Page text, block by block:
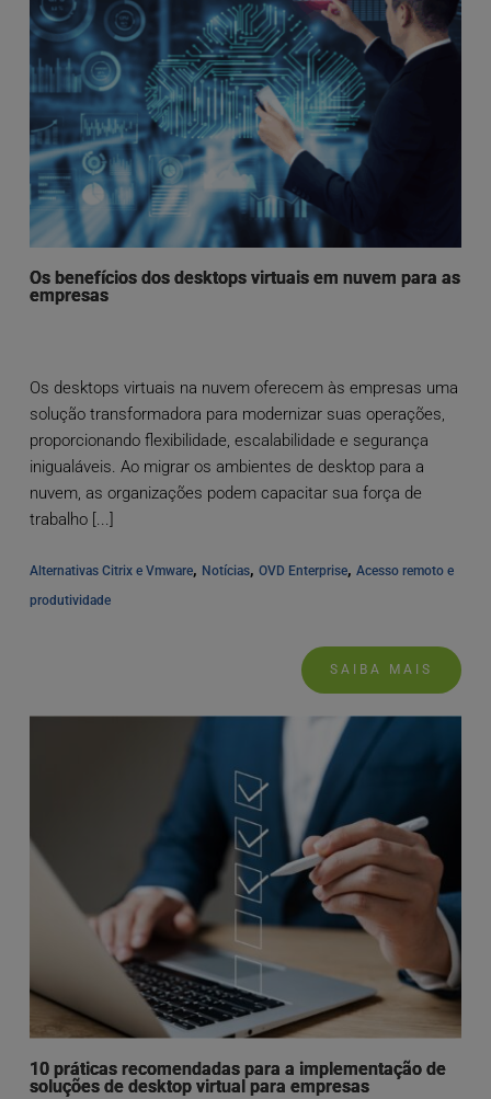
Os benefícios dos desktops virtuais em nuvem para as
empresas
Os desktops virtuais na nuvem oferecem às empresas uma
solução transformadora para modernizar suas operações,
proporcionando flexibilidade, escalabilidade e segurança
inigualáveis. Ao migrar os ambientes de desktop para a
nuvem, as organizações podem capacitar sua força de
trabalho [...]
Alternativas Citrix e Vmware, Notícias, OVD Enterprise, Acesso remoto e
produtividade
SAIBA MAIS
10 práticas recomendadas para a implementação de
soluções de desktop virtual para empresas